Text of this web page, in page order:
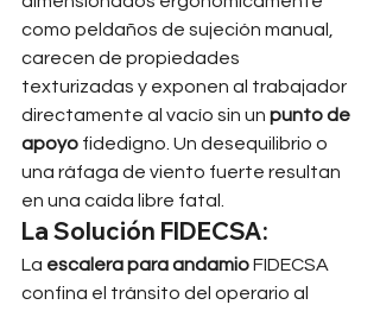
como peldaños de sujeción manual,
carecen de propiedades
texturizadas y exponen al trabajador
directamente al vacío sin un punto de
apoyo fidedigno. Un desequilibrio o
una ráfaga de viento fuerte resultan
en una caída libre fatal.
La Solución FIDECSA:
La escalera para andamio FIDECSA
confina el tránsito del operario al